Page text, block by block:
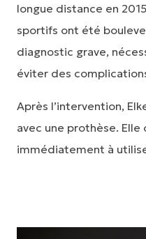
longue distance en
sportifs ont été
diagnostic grave,
éviter des
Après l’intervention,
avec une prothèse.
immédiatement à